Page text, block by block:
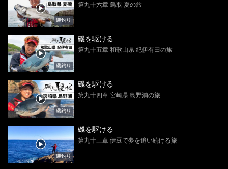
磯釣り
第九十六章 鳥取 夏の旅
磯釣り
磯を駆ける
第九十五章 和歌山県 紀伊有田の旅
磯釣り
磯を駆ける
第九十四章 宮崎県 島野浦の旅
磯釣り
磯を駆ける
第九十三章 伊豆で夢を追い続ける旅